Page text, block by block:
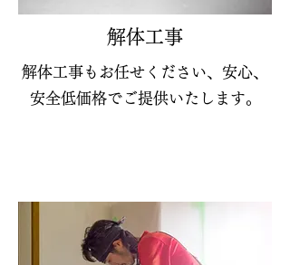
​解体工事
解体工事もお任せください、安心、
安全低価格でご提供いたします​。